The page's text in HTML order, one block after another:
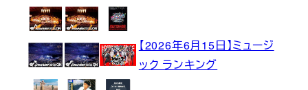
【2026年6月15日】ミュージ
ック ランキング